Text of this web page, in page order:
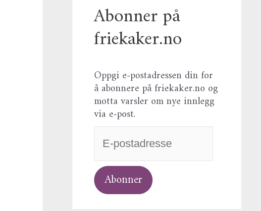
Abonner på
friekaker.no
Oppgi e-postadressen din for
å abonnere på friekaker.no og
motta varsler om nye innlegg
via e-post.
Abonner